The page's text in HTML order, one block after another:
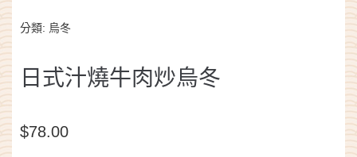
分類: 烏冬
日式汁燒牛肉炒烏冬
$78.00